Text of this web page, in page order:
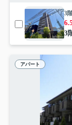
3
3
アパート